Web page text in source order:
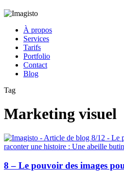
À propos
Services
Tarifs
Portfolio
Contact
Blog
Tag
Marketing visuel
8 – Le pouvoir des images